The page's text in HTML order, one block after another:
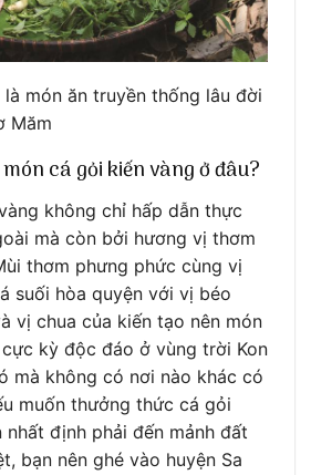
món ăn truyền thống lâu đời
Măm
cá gỏi kiến vàng ở đâu?
không chỉ hấp dẫn thực
mà còn bởi hương vị thơm
thơm phưng phức cùng vị
suối hòa quyện với vị béo
vị chua của kiến tạo nên món
kỳ độc đáo ở vùng trời Kon
mà không có nơi nào khác có
muốn thưởng thức cá gỏi
nhất định phải đến mảnh đất
bạn nên ghé vào huyện Sa